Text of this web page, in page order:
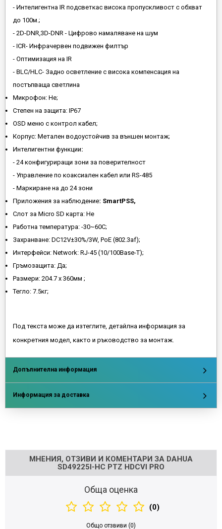
- Интелигентнa IR подсветкас висока пропускливост с обхват
до 100м.;
- 2D-DNR,3D-DNR - Цифрово намаляване на шум
- ICR- Инфрачервен подвижен филтър
- Оптимизация на IR
- BLC/HLC- Задно осветление с висока компенсация на
постъпваща светлина
Микрофон: Не;
Степен на защита: IP67
OSD меню с контрол кабел;
Корпус: Метален водоустойчив за външен монтаж;
Интелигентни функции:
- 24 конфигуриращи зони за поверителност
- Управление по коаксиален кабел или RS-485
- Маркиране на до 24 зони
Приложения за наблюдение: SmartPSS,
Слот за Micro SD карта: Не
Работна температура: -30~60C;
Захранване: DC12V±30%/3W, PoE (802.3af);
Интерфейси: Network: RJ-45 (10/100Base-T);
Гръмозащита: Да;
Размери: 204.7 х 360мм ;
Тегло: 7.5кг;
Под текста може да изтеглите, детайлна информация за
конкретния модел, както и ръководство за монтаж.
Допълнителна информация
Информация за доставка
МНЕНИЯ, ОТЗИВИ И КОМЕНТАРИ ЗА DAHUA
SD49225I-HC PTZ HDCVI PRO
Обща оценка
(0)
Общо отзвиви (0)